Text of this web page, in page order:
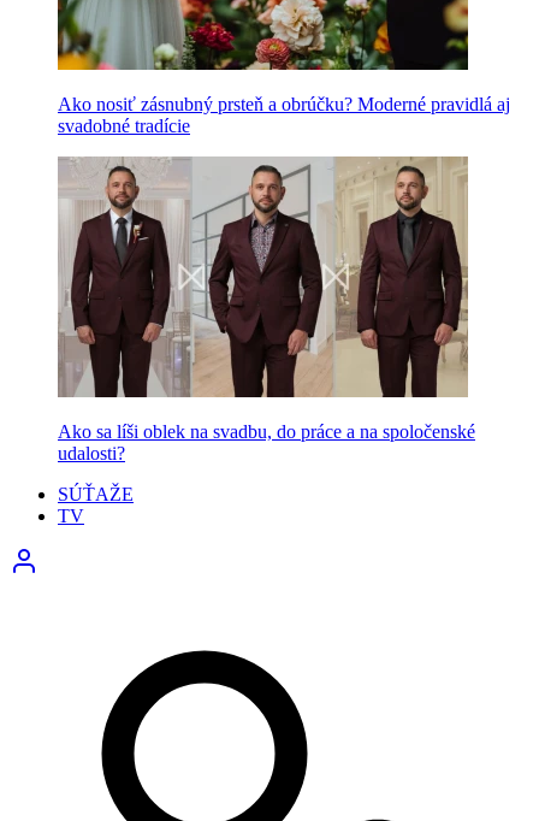
Ako nosiť zásnubný prsteň a obrúčku? Moderné pravidlá aj
svadobné tradície
Ako sa líši oblek na svadbu, do práce a na spoločenské
udalosti?
SÚŤAŽE
TV